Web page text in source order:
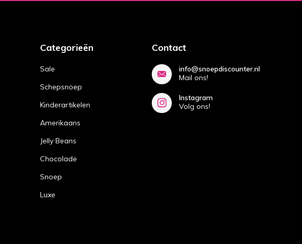
Categorieën
Sale
Schepsnoep
Kinderartikelen
Amerikaans
Jelly Beans
Chocolade
Snoep
Luxe
Contact
info@snoepdiscounter.nl
Mail ons!
Instagram
Volg ons!